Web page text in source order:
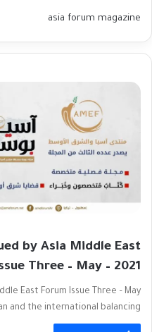
asia forum magazine
by Asia Middle East
Three – May – 2021
East Forum Issue Three – May
and the international balancing…